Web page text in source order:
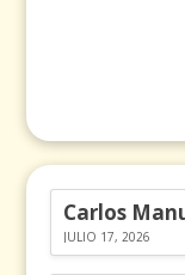
JULIO 17, 2026